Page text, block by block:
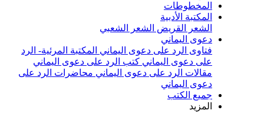
الأدبية
الشعر الشعبي
اليماني
الرد على دعوى اليماني المكتبة المرئية- الرد
دعوى اليماني كتب الرد على دعوى اليماني
الرد على دعوى اليماني محاضرات الرد على